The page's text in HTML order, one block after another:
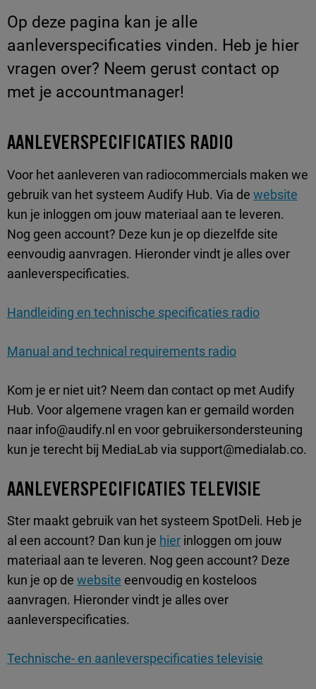
Op deze pagina kan je alle
aanleverspecificaties vinden. Heb je hier
vragen over? Neem gerust contact op
met je accountmanager!
AANLEVERSPECIFICATIES RADIO
Voor het aanleveren van radiocommercials maken we
gebruik van het systeem Audify Hub. Via de website
kun je inloggen om jouw materiaal aan te leveren.
Nog geen account? Deze kun je op diezelfde site
eenvoudig aanvragen. Hieronder vindt je alles over
aanleverspecificaties.
Handleiding en technische specificaties radio
Manual and technical requirements radio
Kom je er niet uit? Neem dan contact op met Audify
Hub. Voor algemene vragen kan er gemaild worden
naar info@audify.nl en voor gebruikersondersteuning
kun je terecht bij MediaLab via support@medialab.co.
AANLEVERSPECIFICATIES TELEVISIE
Ster maakt gebruik van het systeem SpotDeli. Heb je
al een account? Dan kun je hier inloggen om jouw
materiaal aan te leveren. Nog geen account? Deze
kun je op de website eenvoudig en kosteloos
aanvragen. Hieronder vindt je alles over
aanleverspecificaties.
Technische- en aanleverspecificaties televisie